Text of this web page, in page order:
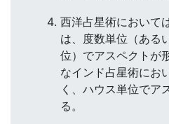
西洋占星術において
は、度数単位（ある
位）でアスペクトが
なインド占星術にお
く、ハウス単位でア
る。